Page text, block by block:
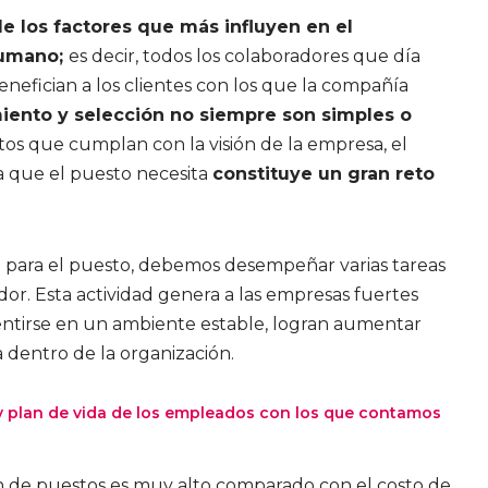
los factores que más influyen en el
es decir, todos los colaboradores que día
a los clientes con los que la compañía
y selección no siempre son simples o
que cumplan con la visión de la empresa, el
el puesto necesita constituye un gran reto
el puesto, debemos desempeñar varias tareas
Esta actividad genera a las empresas fuertes
en un ambiente estable, logran aumentar
de la organización.
de vida de los empleados con los que contamos